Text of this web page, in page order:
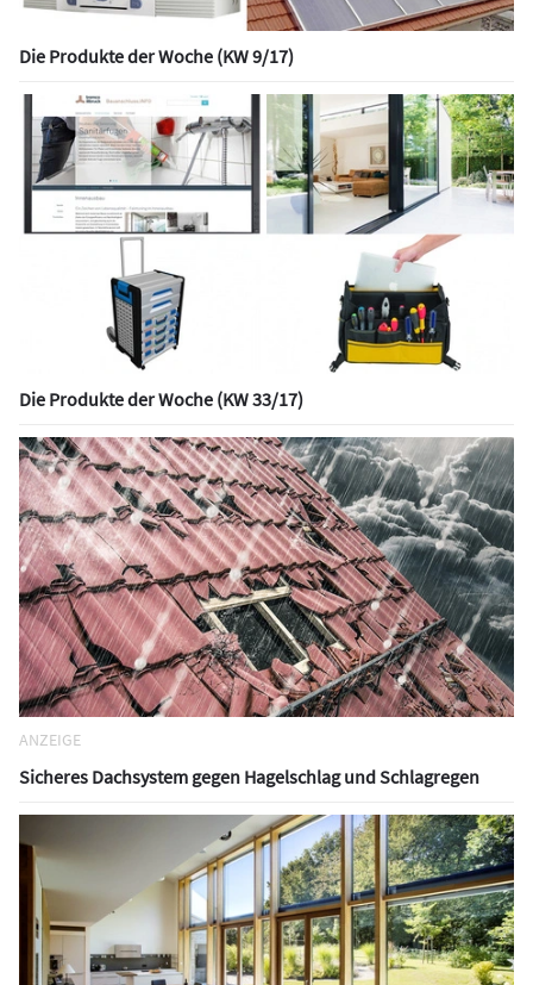
Die Produkte der Woche (KW 9/17)
Die Produkte der Woche (KW 33/17)
ANZEIGE
Sicheres Dachsystem gegen Hagelschlag und Schlagregen